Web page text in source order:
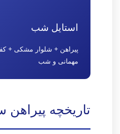
استایل شب
پیراهن + شلوار مشکی +
مهمانی و شب
تاریخچه پیراهن